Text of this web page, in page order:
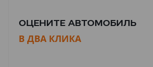
ОЦЕНИТЕ АВТОМОБИЛЬ
В ДВА КЛИКА